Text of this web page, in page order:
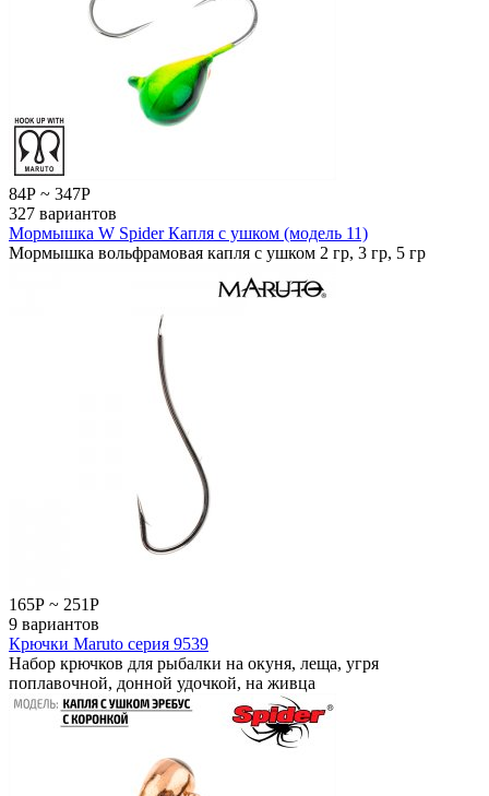
84Р ~ 347Р
327 вариантов
Мормышка W Spider Капля с ушком (модель 11)
Мормышка вольфрамовая капля с ушком 2 гр, 3 гр, 5 гр
165Р ~ 251Р
9 вариантов
Крючки Maruto серия 9539
Набор крючков для рыбалки на окуня, леща, угря
поплавочной, донной удочкой, на живца